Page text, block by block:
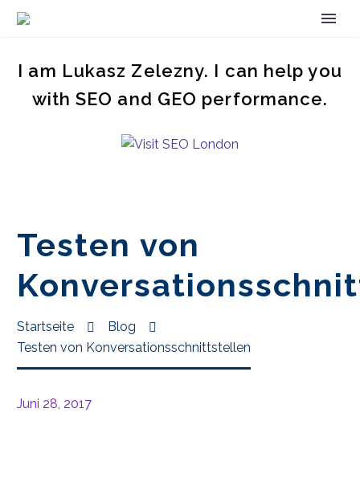
I am Lukasz Zelezny. I can help you
with SEO and GEO performance.
Testen von
Startseite
Blog
Testen von Konversationsschnittstellen
Juni 28, 2017